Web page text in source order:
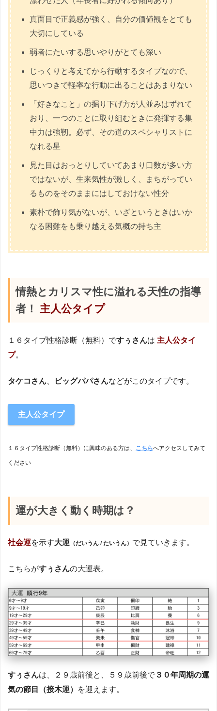
真面目で正義感が強く、自分の価値観をとても
大切にしている
弱者にたいする思いやりがとても深い
じっくりと考えてから行動するタイプなので、
思いつきで軽率な行動に出ることはあまりない
「好きなこと」の掘り下げ方が人並みはずれて
おり、一つのことに取り組むときに発揮する集
中力は強靭。必ず、その道のスペシャリストに
なれる星
見た目はおっとりしていてあまり口数が多い方
ではないが、生来気性が激しく、まちがってい
るものをそのままにはしておけない性分
素朴で飾り気がないが、いざというときはいか
なる困難をも乗り越える気概の持ち主
情熱とカリスマ性に溢れる天性の指導
者！ 主人公タイプ
１６タイプ性格診断（無料）ですぅさんは 主人公タイ
プ。
タケコさん、 ビッグパパさんなどがこのタイプです。
主人公タイプ
１６タイプ性格診断（無料）に興味のある方は、 こちらへアクセスしてみて
ください
運が大きく動く時期は？
社会運を示す大運 （だいうん / たいうん） で見ていきます。
こちらがすぅさんの大運表。
すぅさんは、２９歳前後と、５９歳前後で ３０年周期の運
気の節目（接木運）
を迎えます。